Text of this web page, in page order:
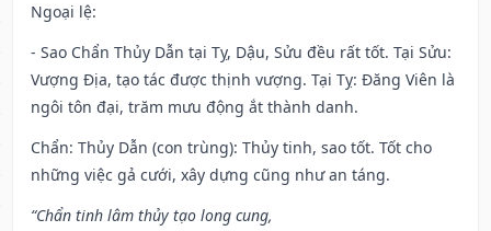
Ngoại lệ:
- Sao Chẩn Thủy Dẫn tại Tỵ, Dậu, Sửu đều rất tốt. Tại Sửu:
Vượng Địa, tạo tác được thịnh vượng. Tại Tỵ: Đăng Viên là
ngôi tôn đại, trăm mưu động ắt thành danh.
Chẩn: Thủy Dẫn (con trùng): Thủy tinh, sao tốt. Tốt cho
những việc gả cưới, xây dựng cũng như an táng.
“Chẩn tinh lâm thủy tạo long cung,